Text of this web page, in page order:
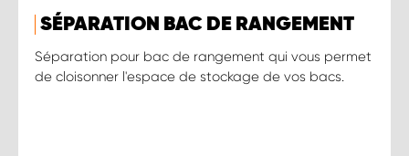
SÉPARATION BAC DE RANGEMENT
Séparation pour bac de rangement qui vous permet
de cloisonner l'espace de stockage de vos bacs.